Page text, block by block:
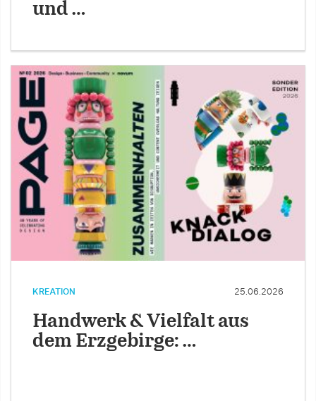
und …
KREATION 25.06.2026
Handwerk & Vielfalt aus
dem Erzgebirge: …